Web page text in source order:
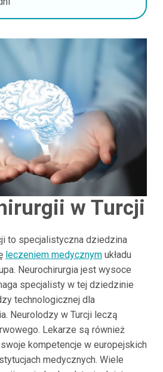
w Turcji
to specjalistyczna dziedzina
leczeniem medycznymukładu
Neurochirurgia jest wysoce
specjalisty w tej dziedzinie
technologicznej dla
Neurolodzy w Turcji leczą
Lekarze są również
kompetencje w europejskich
medycznych. Wiele